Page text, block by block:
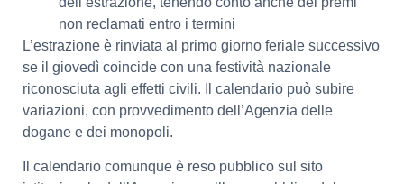
non reclamati entro i termini
L’estrazione è rinviata al primo giorno feriale successivo
se il giovedì coincide con una festività nazionale
riconosciuta agli effetti civili. Il calendario può subire
variazioni, con provvedimento dell’Agenzia delle
dogane e dei monopoli.
Il calendario comunque è reso pubblico sul sito